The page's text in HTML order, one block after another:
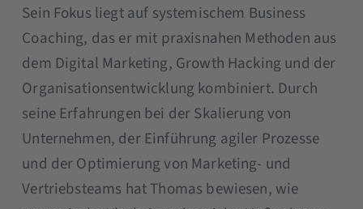
Sein Fokus liegt auf systemischem Business
Coaching, das er mit praxisnahen Methoden aus
dem Digital Marketing, Growth Hacking und der
Organisationsentwicklung kombiniert. Durch
seine Erfahrungen bei der Skalierung von
Unternehmen, der Einführung agiler Prozesse
und der Optimierung von Marketing- und
Vertriebsteams hat Thomas bewiesen, wie